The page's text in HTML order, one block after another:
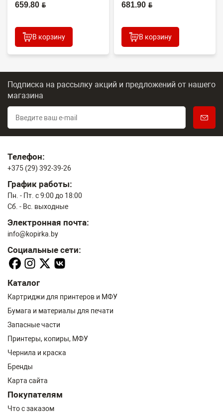
659.80 BYN
В корзину
681.90 BYN
В корзину
Подписка на рассылку акций и предложений от нашего
магазина
Телефон:
+375 (29) 392-39-26
График работы:
Пн. - Пт. с 9:00 до 18:00
Сб. - Вс. выходные
Электронная почта:
info@kopirka.by
Социальные сети:
Каталог
Картриджи для принтеров и МФУ
Бумага и материалы для печати
Запасные части
Принтеры, копиры, МФУ
Чернила и краска
Бренды
Карта сайта
Покупателям
Что с заказом